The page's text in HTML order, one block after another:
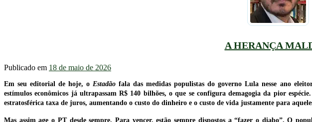
A HERANÇA
Publicado em 18 de maio de 2026
Em seu editorial de hoje, oEstadão fala das medidas populistas do governo Lula nesse ano
estímulos econômicos já ultrapassam R$ 140 bilhões, o que se configura demagogia da pior
estratosférica taxa de juros, aumentando o custo do dinheiro e o custo de vida justamente para
Mas assim age o PT desde sempre. Para vencer, estão sempre dispostos a “fazer o diabo”. O